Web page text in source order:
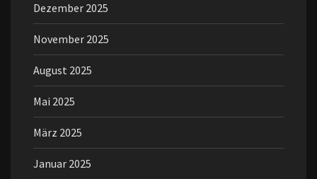
Dezember 2025
November 2025
August 2025
Mai 2025
März 2025
Januar 2025